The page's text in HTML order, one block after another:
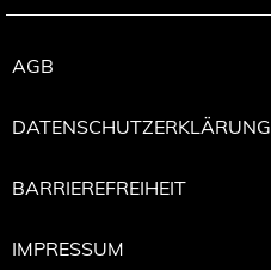
AGB
DATENSCHUTZERKLÄRUNG
BARRIEREFREIHEIT
IMPRESSUM